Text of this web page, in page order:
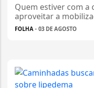
Quem estiver com
aproveitar a
FOLHA - 03 DE AGOSTO